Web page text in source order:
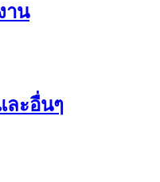
าน
ละอื่นๆ